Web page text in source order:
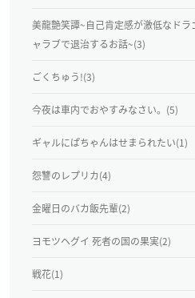
美龍艶笑譚~自己肯定感が激低なド
ャラブで退治するお話~(3)
ごくちゅう!(3)
今夜は車内でおやすみなさい。(5)
ギャルにぱちゃんはせまられたい(1)
怨讐のレプリカ(4)
金曜日のバカ飯先輩(2)
ヨモツヘグイ 死者の国の果実(2)
戦花(1)